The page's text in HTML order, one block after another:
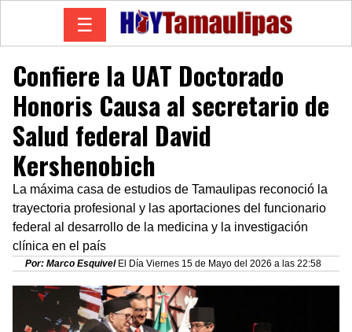
☰
Confiere la UAT Doctorado
Honoris Causa al secretario de
Salud federal David
Kershenobich
La máxima casa de estudios de Tamaulipas reconoció la
trayectoria profesional y las aportaciones del funcionario
federal al desarrollo de la medicina y la investigación
clínica en el país
Por: Marco Esquivel El Día Viernes 15 de Mayo del 2026 a las 22:58